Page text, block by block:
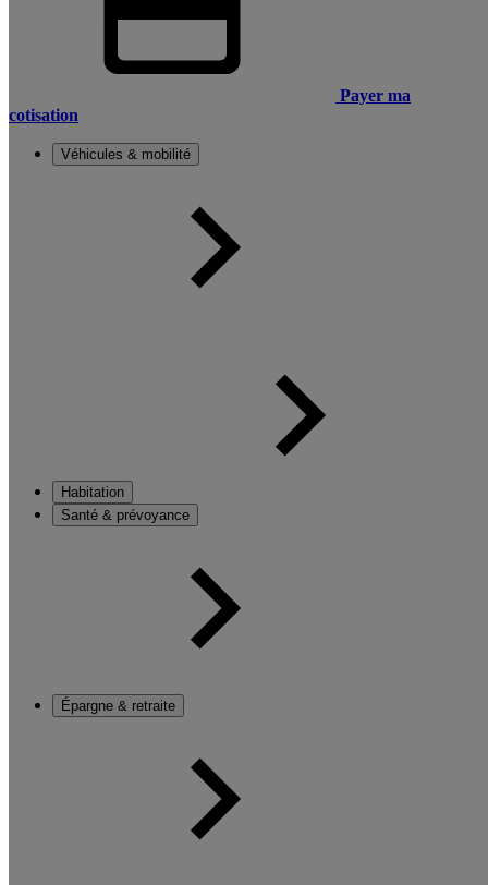
Payer ma
cotisation
Véhicules & mobilité
Habitation
Santé & prévoyance
Épargne & retraite